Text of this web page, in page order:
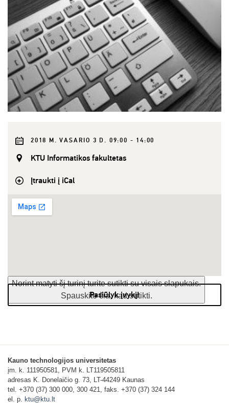
2018 M. VASARIO 3 D. 09:00 - 14:00
KTU Informatikos fakultetas
Įtraukti į iCal
Norint matyti šį turinį turite sutikti su visais slapukais.
Spauskite čia, kad sutikti.
Pasiūlyk įvykį!
Kauno technologijos universitetas
įm. k. 111950581, PVM k. LT119505811
adresas K. Donelaičio g. 73, LT-44249 Kaunas
tel. +370 (37) 300 000, 300 421, faks. +370 (37) 324 144
el. p. ktu@ktu.lt